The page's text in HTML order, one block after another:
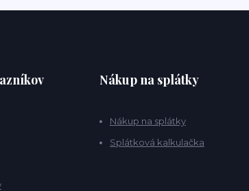
Nákup na splátky
Nákup na splátky
Splátková kalkulačka